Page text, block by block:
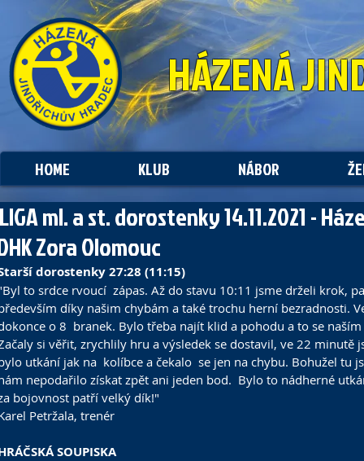
HÁZENÁ
HOME KLUB NÁBOR
ml. a st. dorostenky 14.11.2021 -
Zora Olomouc
dorostenky 27:28 (11:15)
to srdce rvoucí  zápas. Až do stavu 10:11 jsme drželi krok,
díky našim chybám a také trochu herní bezradnosti.
o 8  branek. Bylo třeba najít klid a pohodu a to se
si věřit, zrychlily hru a výsledek se dostavil, ve 22 minutě
utkání jak na  kolíbce a čekalo  se jen na chybu. Bohužel tu
nepodařilo získat zpět ani jeden bod.  Bylo to nádherné
bojovnost patří velký dík!"
Petržala, trenér
SOUPISKA